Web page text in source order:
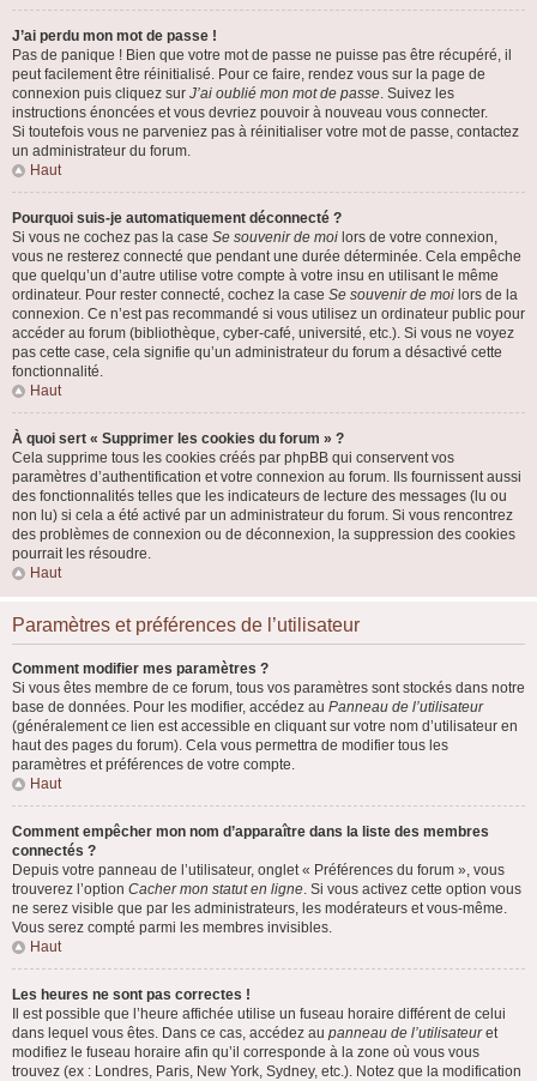
J’ai perdu mon mot de passe !
Pas de panique ! Bien que votre mot de passe ne puisse pas être récupéré, il
peut facilement être réinitialisé. Pour ce faire, rendez vous sur la page de
connexion puis cliquez sur J’ai oublié mon mot de passe. Suivez les
instructions énoncées et vous devriez pouvoir à nouveau vous connecter.
Si toutefois vous ne parveniez pas à réinitialiser votre mot de passe, contactez
un administrateur du forum.
Haut
Pourquoi suis-je automatiquement déconnecté ?
Si vous ne cochez pas la case Se souvenir de moi lors de votre connexion,
vous ne resterez connecté que pendant une durée déterminée. Cela empêche
que quelqu’un d’autre utilise votre compte à votre insu en utilisant le même
ordinateur. Pour rester connecté, cochez la case Se souvenir de moi lors de la
connexion. Ce n’est pas recommandé si vous utilisez un ordinateur public pour
accéder au forum (bibliothèque, cyber-café, université, etc.). Si vous ne voyez
pas cette case, cela signifie qu’un administrateur du forum a désactivé cette
fonctionnalité.
Haut
À quoi sert « Supprimer les cookies du forum » ?
Cela supprime tous les cookies créés par phpBB qui conservent vos
paramètres d’authentification et votre connexion au forum. Ils fournissent aussi
des fonctionnalités telles que les indicateurs de lecture des messages (lu ou
non lu) si cela a été activé par un administrateur du forum. Si vous rencontrez
des problèmes de connexion ou de déconnexion, la suppression des cookies
pourrait les résoudre.
Haut
Paramètres et préférences de l’utilisateur
Comment modifier mes paramètres ?
Si vous êtes membre de ce forum, tous vos paramètres sont stockés dans notre
base de données. Pour les modifier, accédez au Panneau de l’utilisateur
(généralement ce lien est accessible en cliquant sur votre nom d’utilisateur en
haut des pages du forum). Cela vous permettra de modifier tous les
paramètres et préférences de votre compte.
Haut
Comment empêcher mon nom d’apparaître dans la liste des membres
connectés ?
Depuis votre panneau de l’utilisateur, onglet « Préférences du forum », vous
trouverez l’option Cacher mon statut en ligne. Si vous activez cette option vous
ne serez visible que par les administrateurs, les modérateurs et vous-même.
Vous serez compté parmi les membres invisibles.
Haut
Les heures ne sont pas correctes !
Il est possible que l’heure affichée utilise un fuseau horaire différent de celui
dans lequel vous êtes. Dans ce cas, accédez au panneau de l’utilisateuret
modifiez le fuseau horaire afin qu’il corresponde à la zone où vous vous
trouvez (ex : Londres, Paris, New York, Sydney, etc.). Notez que la modification